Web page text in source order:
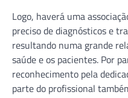
Logo, haverá uma
preciso de diagnósticos e
resultando numa grande
saúde e os pacientes. Por
reconhecimento pela
parte do profissional